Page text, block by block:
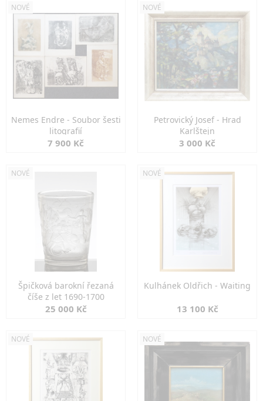
NOVÉ
Nemes Endre - Soubor šesti
litografií
7 900 Kč
NOVÉ
Petrovický Josef - Hrad
Karlštejn
3 000 Kč
NOVÉ
Špičková barokní řezaná
číše z let 1690-1700
25 000 Kč
NOVÉ
Kulhánek Oldřich - Waiting
13 100 Kč
NOVÉ NOVÉ